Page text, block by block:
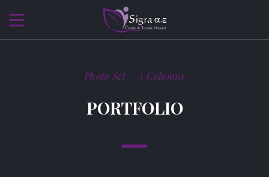
Photo Set – 3 Columns
PORTFOLIO